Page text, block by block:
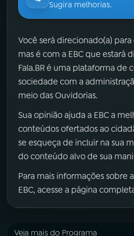
Sugira melhorias.
Você será direcionado(a) para
mas é com a EBC que estará
Fala.BR é uma plataforma de
sociedade com a
meio das Ouvidorias.
Sua opinião ajuda a EBC a
conteúdos ofertados ao
se esqueça de incluir na sua
do conteúdo alvo de sua
Para mais informações sobre
EBC, acesse a página
Veja mais do Programa